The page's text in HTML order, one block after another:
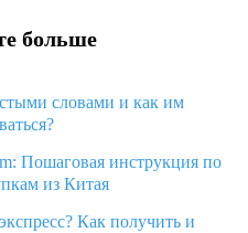
больше
словами и как им
Пошаговая инструкция по
из Китая
Как получить и